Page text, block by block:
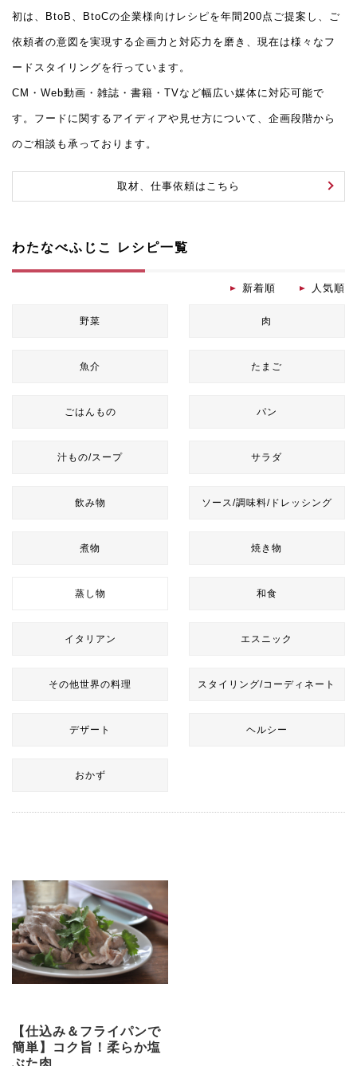
初は、BtoB、BtoCの企業様向けレシピを年間200点ご提案し、ご
依頼者の意図を実現する企画力と対応力を磨き、現在は様々なフ
ードスタイリングを行っています。
CM・Web動画・雑誌・書籍・TVなど幅広い媒体に対応可能で
す。フードに関するアイディアや見せ方について、企画段階から
のご相談も承っております。
取材、仕事依頼はこちら
わたなべふじこ レシピ一覧
新着順 人気順
野菜 肉
魚介 たまご
ごはんもの パン
汁もの/スープ サラダ
飲み物 ソース/調味料/ドレッシング
煮物 焼き物
蒸し物 和食
イタリアン エスニック
その他世界の料理 スタイリング/コーディネート
デザート ヘルシー
おかず
【仕込み＆フライパンで
簡単】コク旨！柔らか塩
ぶた肉